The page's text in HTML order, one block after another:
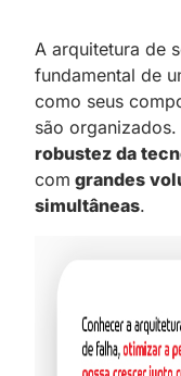
A arquitetura de
fundamental de
como seus
são
robustez da
com grandes
simultâneas.